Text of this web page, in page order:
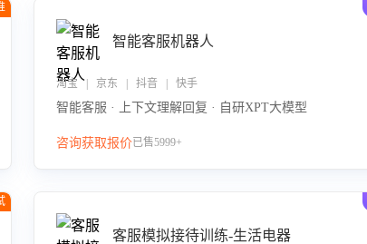
智能客服机器人
淘宝 | 京东 | 抖音 | 快手
智能客服 · 上下文理解回复 · 自研XPT大模型
咨询获取报价已售5999+
客服模拟接待训练-生活电器